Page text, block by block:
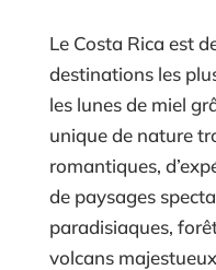
Le Costa Rica est
destinations les
les lunes de miel
unique de nature
romantiques,
de paysages
paradisiaques,
volcans